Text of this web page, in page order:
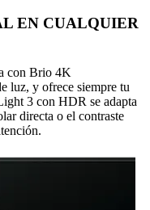
EN CUALQUIER
con Brio 4K
luz, y ofrece siempre tu
3 con HDR se adapta
directa o el contraste